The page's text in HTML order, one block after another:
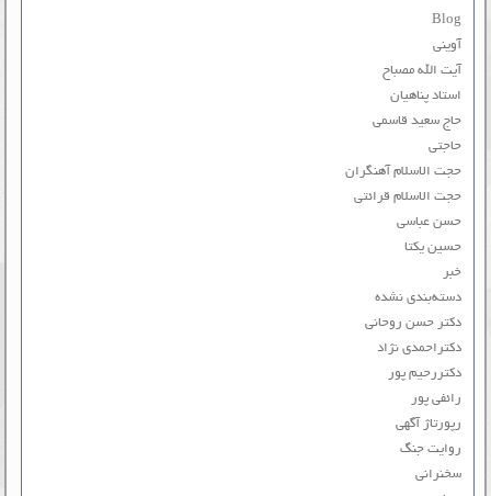
Blog
آوینی
آیت الله مصباح
استاد پناهیان
حاج سعید قاسمی
حاجتی
حجت الاسلام آهنگران
حجت الاسلام قرائتی
حسن عباسی
حسین یکتا
خبر
دسته‌بندی نشده
دکتر حسن روحانی
دکتراحمدی نژاد
دکتررحیم پور
رائفی پور
رپورتاژ آگهی
روایت جنگ
سخنرانی